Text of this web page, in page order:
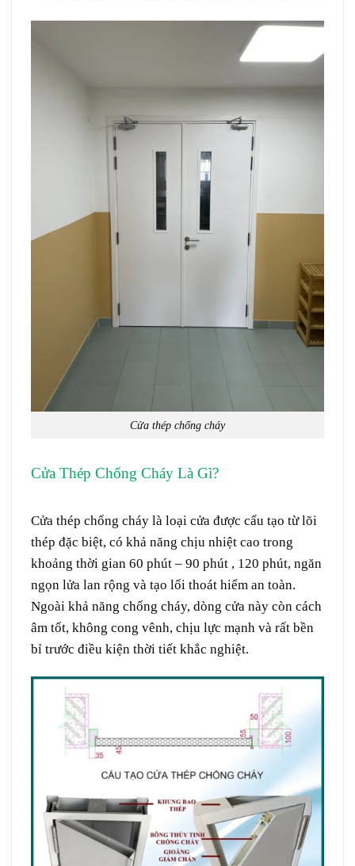
Cửa thép chống cháy
Cửa Thép Chống Cháy Là Gì?
Cửa thép chống cháy là loại cửa được cấu tạo từ lõi
thép đặc biệt, có khả năng chịu nhiệt cao trong
khoảng thời gian 60 phút – 90 phút , 120 phút, ngăn
ngọn lửa lan rộng và tạo lối thoát hiểm an toàn.
Ngoài khả năng chống cháy, dòng cửa này còn cách
âm tốt, không cong vênh, chịu lực mạnh và rất bền
bỉ trước điều kiện thời tiết khắc nghiệt.